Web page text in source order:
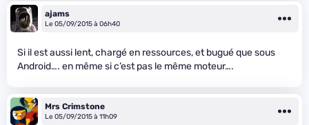
ajams
Le 05/09/2015 à 06h40
Si il est aussi lent, chargé en ressources, et bugué que sous
Android…. en même si c’est pas le même moteur….
Mrs Crimstone
Le 05/09/2015 à 11h09